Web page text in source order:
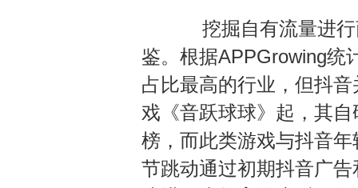
挖掘自有流量进行
鉴。根据APPGrowing统
占比最高的行业，但抖
戏《音跃球球》起，其
榜，而此类游戏与抖音
节跳动通过初期抖音广